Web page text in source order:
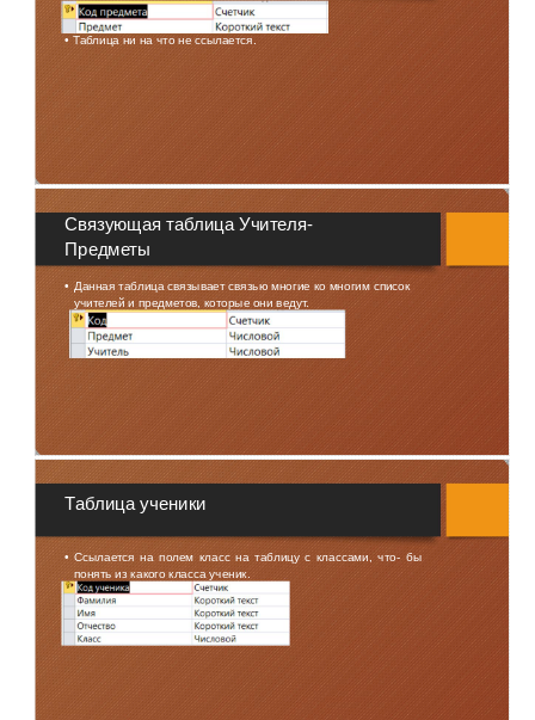
• Таблица ни на что не ссылается.
Связующая таблица Учителя-
Предметы
• Данная таблица связывает связью многие ко многим список
учителей и предметов, которые они ведут.
Таблица ученики
• Ссылается на полем класс на таблицу с классами, что- бы
понять из какого класса ученик.